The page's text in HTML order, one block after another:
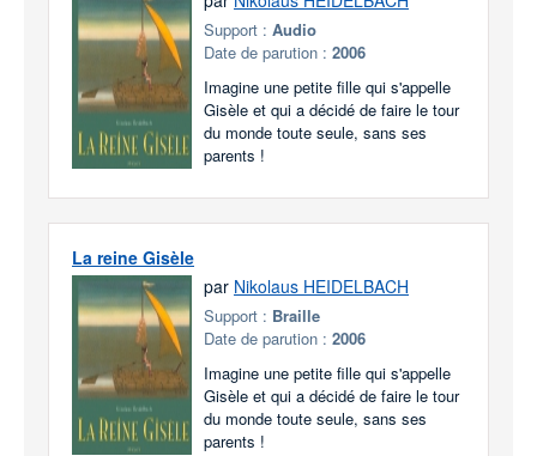
Support : Audio
Date de parution : 2006
Imagine une petite fille qui s'appelle
Gisèle et qui a décidé de faire le tour
du monde toute seule, sans ses
parents !
La reine Gisèle
par Nikolaus HEIDELBACH
Support : Braille
Date de parution : 2006
Imagine une petite fille qui s'appelle
Gisèle et qui a décidé de faire le tour
du monde toute seule, sans ses
parents !